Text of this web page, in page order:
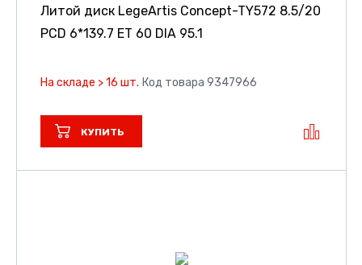
Литой диск LegeArtis Concept-TY572 8.5/20
PCD 6*139.7 ET 60 DIA 95.1
На складе > 16 шт. Код товара 9347966
КУПИТЬ